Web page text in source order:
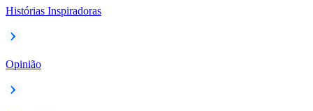
Histórias Inspiradoras
Opinião